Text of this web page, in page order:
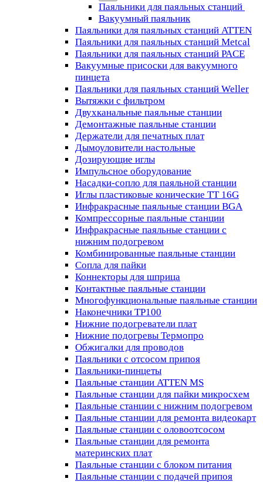
Паяльники для паяльных станций
Вакуумный паяльник
Паяльники для паяльных станций ATTEN
Паяльники для паяльных станций Metcal
Паяльники для паяльных станций PACE
Вакуумные присоски для вакуумного
пинцета
Паяльники для паяльных станций Weller
Вытяжки с фильтром
Двухканальные паяльные станции
Демонтажные паяльные станции
Держатели для печатных плат
Дымоуловители настольные
Дозирующие иглы
Импульсное оборудование
Насадки-сопло для паяльной станции
Иглы пластиковые конические TT 16G
Инфракрасные паяльные станции BGA
Компрессорные паяльные станции
Инфракрасные паяльные станции с
нижним подогревом
Комбинированные паяльные станции
Сопла для пайки
Коннекторы для шприца
Контактные паяльные станции
Многофункциональные паяльные станции
Наконечники TP100
Нижние подогреватели плат
Нижние подогревы Термопро
Обжигалки для проводов
Паяльники с отсосом припоя
Паяльники-пинцеты
Паяльные станции ATTEN MS
Паяльные станции для пайки микросхем
Паяльные станции с нижним подогревом
Паяльные станции для ремонта видеокарт
Паяльные станции с оловоотсосом
Паяльные станции для ремонта
материнских плат
Паяльные станции с блоком питания
Паяльные станции с подачей припоя